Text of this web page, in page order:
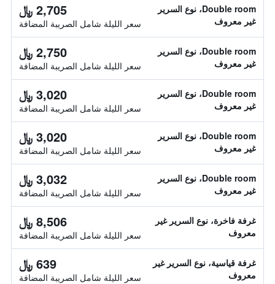
Double room، نوع السرير
غير معروف
2,705 ﷼
سعر الليلة شامل الصريبة المضافة
Double room، نوع السرير
غير معروف
2,750 ﷼
سعر الليلة شامل الصريبة المضافة
Double room، نوع السرير
غير معروف
3,020 ﷼
سعر الليلة شامل الصريبة المضافة
Double room، نوع السرير
غير معروف
3,020 ﷼
سعر الليلة شامل الصريبة المضافة
Double room، نوع السرير
غير معروف
3,032 ﷼
سعر الليلة شامل الصريبة المضافة
غرفة فاخرة، نوع السرير غير
معروف
8,506 ﷼
سعر الليلة شامل الصريبة المضافة
غرفة قياسية، نوع السرير غير
معروف
639 ﷼
سعر الليلة شامل الصريبة المضافة